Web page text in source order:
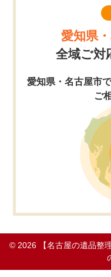
愛知県
全域ご対
愛知県・名古屋市
ご
© 2026
【名古屋の遺品整